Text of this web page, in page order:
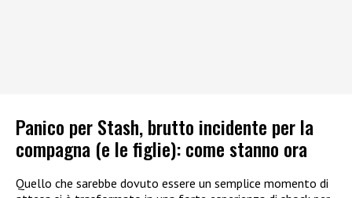
Panico per Stash, brutto incidente per la
compagna (e le figlie): come stanno ora
Quello che sarebbe dovuto essere un semplice momento di